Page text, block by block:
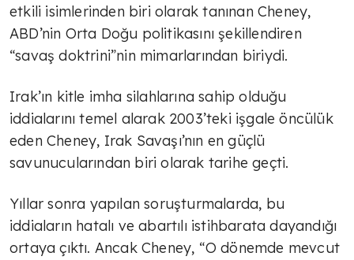
etkili isimlerinden biri olarak tanınan Cheney,
ABD’nin Orta Doğu politikasını şekillendiren
“savaş doktrini”nin mimarlarından biriydi.
Irak’ın kitle imha silahlarına sahip olduğu
iddialarını temel alarak 2003’teki işgale öncülük
eden Cheney, Irak Savaşı’nın en güçlü
savunucularından biri olarak tarihe geçti.
Yıllar sonra yapılan soruşturmalarda, bu
iddiaların hatalı ve abartılı istihbarata dayandığı
ortaya çıktı. Ancak Cheney, “O dönemde mevcut